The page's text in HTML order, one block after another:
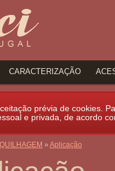
CARACTERIZAÇÃO
prévia de cookies.
e privada, de acordo
» Aplicação